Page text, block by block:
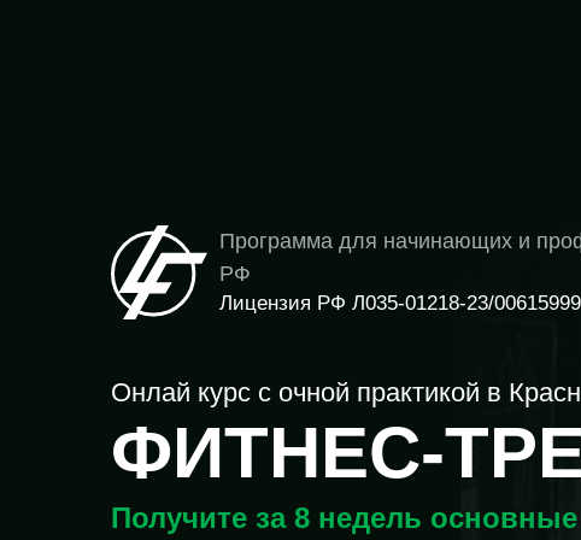
ФИТНЕС-
Программа для начинающих и
РФ
Получите за 8 недель
Лицензия РФ Л035-01218-23/00615999
Онлай курс с очной практикой в